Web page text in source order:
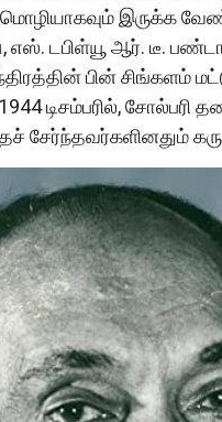
இருக்க
எஸ். டபிள்யூ ஆர். டீ.
பின் சிங்களம்
1944 டிசம்பரில்,
சேர்ந்தவர்களினதும்